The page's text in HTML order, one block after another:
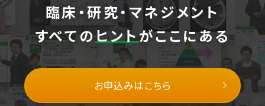
臨床・研究・マネジメント
すべてのヒントがここにある
お申込みはこちら